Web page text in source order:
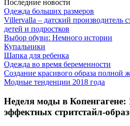
Последние новости
Одежда больших размеров
Villervalla – датский производитель
детей и подростков
Выбор обуви: Немного истории
Купальники
Шапка для ребенка
Одежда во время беременности
Создание красивого образа полной
Модные тенденции 2018 года
Неделя моды в Копенгагене:
эффектных стритстайл-